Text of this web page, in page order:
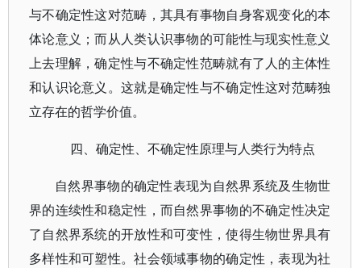
与不确定性这对范畴，其具有事物自身客观变化的本
体论意义；而从人类认识事物的可能性与现实性意义
上去理解，确定性与不确定性范畴就有了人的主体性
和认识论意义。这就是确定性与不确定性这对范畴独
立存在的哲学价值。
四、确定性、不确定性原理与人类行为特点
自然界事物的确定性表现为自然界系统及生物世
界的连续性和稳定性，而自然界事物的不确定性决定
了自然界系统的开放性和可变性，使得生物世界具有
多样性和可塑性。社会领域事物的确定性，表现为社